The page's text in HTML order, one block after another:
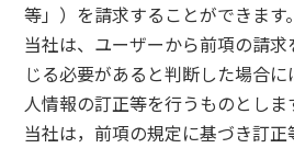
等」）を請求することができます。
当社は、ユーザーから前項の請
じる必要があると判断した場合
人情報の訂正等を行うものとしま
当社は，前項の規定に基づき訂